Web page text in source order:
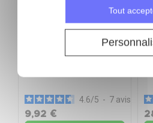
Tout
Brosse a farine - La
4.6/5 - 7 avis
9,92 €